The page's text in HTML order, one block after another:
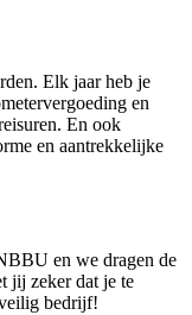
Elk jaar heb je
en
En ook
en aantrekkelijke
en we dragen de
jij zeker dat je te
bedrijf!